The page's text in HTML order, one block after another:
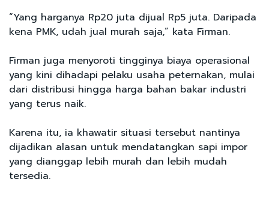
“Yang harganya Rp20 juta dijual Rp5 juta. Daripada
kena PMK, udah jual murah saja,” kata Firman.
Firman juga menyoroti tingginya biaya operasional
yang kini dihadapi pelaku usaha peternakan, mulai
dari distribusi hingga harga bahan bakar industri
yang terus naik.
Karena itu, ia khawatir situasi tersebut nantinya
dijadikan alasan untuk mendatangkan sapi impor
yang dianggap lebih murah dan lebih mudah
tersedia.